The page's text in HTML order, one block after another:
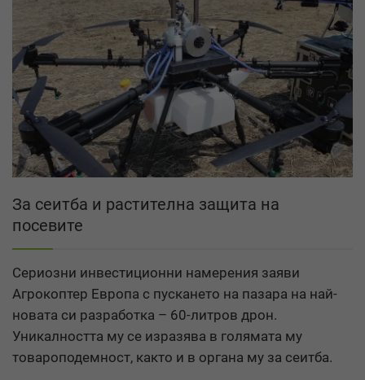
За сеитба и растителна защита на
посевите
Сериозни инвестиционни намерения заяви
Агрокоптер Европа с пускането на пазара на най-
новата си разработка – 60-литров дрон.
Уникалността му се изразява в голямата му
товароподемност, както и в органа му за сеитба.